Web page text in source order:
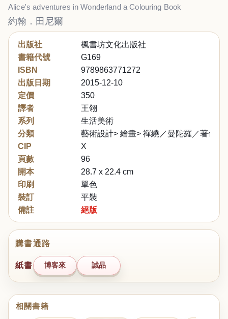
Alice's adventures in Wonderland a Colouring Book
約翰．田尼爾
出版社
楓書坊文化出版社
書籍代號
G169
ISBN
9789863771272
出版日期
2015-12-10
定價
350
譯者
王翎
系列
生活美術
分類
藝術設計> 繪畫> 禪繞／曼陀羅／著色
CIP
X
頁數
96
開本
28.7 x 22.4 cm
印刷
單色
裝訂
平裝
備註
絕版
購書通路
紙書 博客來 誠品
相關書籍